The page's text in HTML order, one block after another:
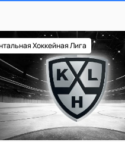
Хоккейная Лига